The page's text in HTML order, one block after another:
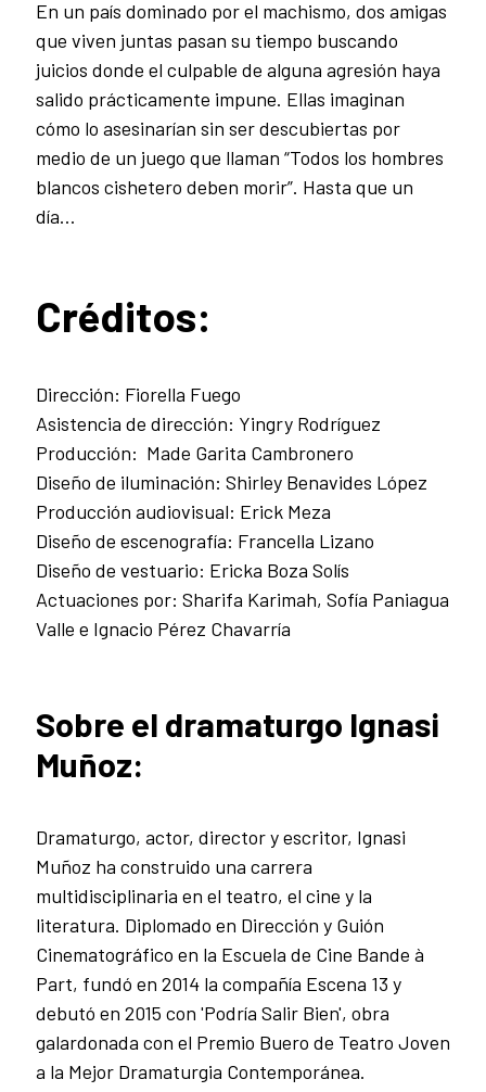
En un país dominado por el machismo, dos amigas
que viven juntas pasan su tiempo buscando
juicios donde el culpable de alguna agresión haya
salido prácticamente impune. Ellas imaginan
cómo lo asesinarían sin ser descubiertas por
medio de un juego que llaman “Todos los hombres
blancos cishetero deben morir”. Hasta que un
día…
Créditos:
Dirección: Fiorella Fuego
Asistencia de dirección: Yingry Rodríguez
Producción: Made Garita Cambronero
Diseño de iluminación: Shirley Benavides López
Producción audiovisual: Erick Meza
Diseño de escenografía: Francella Lizano
Diseño de vestuario: Ericka Boza Solís
Actuaciones por: Sharifa Karimah, Sofía Paniagua
Valle e Ignacio Pérez Chavarría
Sobre el dramaturgo Ignasi
Muñoz:
Dramaturgo, actor, director y escritor, Ignasi
Muñoz ha construido una carrera
multidisciplinaria en el teatro, el cine y la
literatura. Diplomado en Dirección y Guión
Cinematográfico en la Escuela de Cine Bande à
Part, fundó en 2014 la compañía Escena 13 y
debutó en 2015 con 'Podría Salir Bien', obra
galardonada con el Premio Buero de Teatro Joven
a la Mejor Dramaturgia Contemporánea.